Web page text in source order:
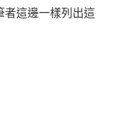
者這邊一樣列出這